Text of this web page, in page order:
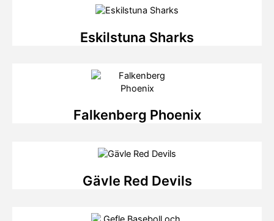
Eskilstuna Sharks
Falkenberg Phoenix
Gävle Red Devils